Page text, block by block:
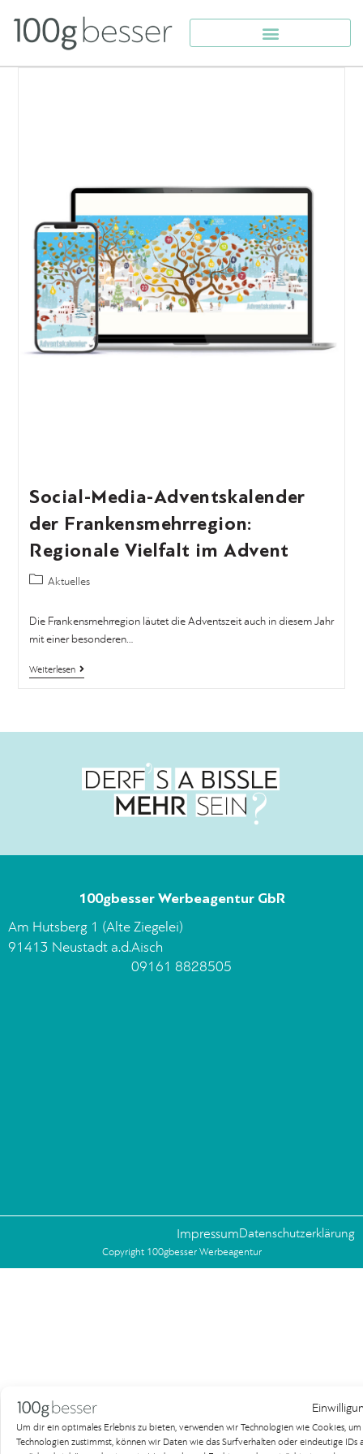
Um dir ein optimales Erlebnis zu bieten, verwenden wir Technologien wie Cookies,
Technologien zustimmst, können wir Daten wie das Surfverhalten oder eindeutige
Social-Media-Adventskalender
der Frankensmehrregion:
Regionale Vielfalt im Advent
Aktuelles
Die Frankensmehrregion läutet die Adventszeit auch in diesem Jahr
mit einer besonderen…
Weiterlesen
100gbesser Werbeagentur GbR
Am Hutsberg 1 (Alte Ziegelei)
91413 Neustadt a.d.Aisch
09161 8828505
Copyright 100gbesser Werbeagentur
Datenschutzerklärung
Impressum